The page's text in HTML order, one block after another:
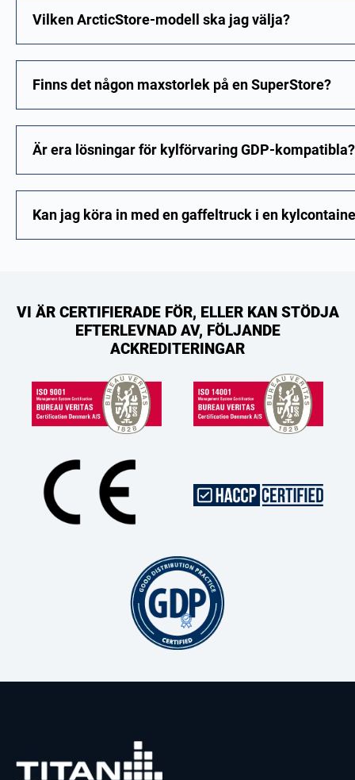
Vilken ArcticStore-modell ska jag välja?
Finns det någon maxstorlek på en SuperStore?
Är era lösningar för kylförvaring GDP-kompatibla?
Kan jag köra in med en gaffeltruck i en
VI ÄR CERTIFIERADE FÖR, ELLER KAN STÖDJA
EFTERLEVNAD AV, FÖLJANDE
ACKREDITERINGAR